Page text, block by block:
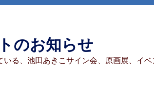
のお知らせ
いる、池田あきこサイン会、原画展、イ